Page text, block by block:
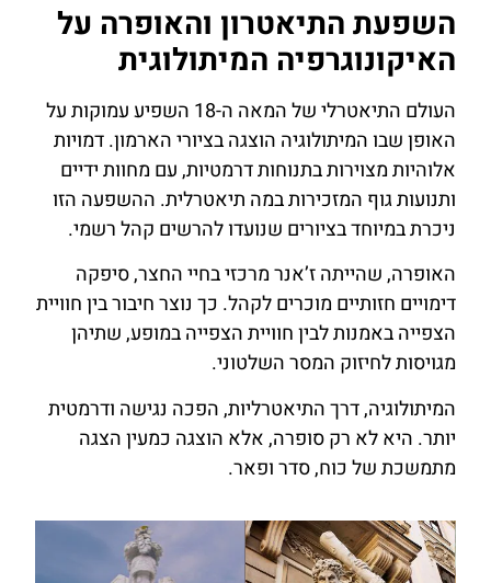
השפעת התיאטרון והאופרה על
האיקונוגרפיה המיתולוגית
העולם התיאטרלי של המאה ה-18 השפיע עמוקות על
האופן שבו המיתולוגיה הוצגה בציורי הארמון. דמויות
אלוהיות מצוירות בתנוחות דרמטיות, עם מחוות ידיים
ותנועות גוף המזכירות במה תיאטרלית. ההשפעה הזו
ניכרת במיוחד בציורים שנועדו להרשים קהל רשמי.
האופרה, שהייתה ז’אנר מרכזי בחיי החצר, סיפקה
דימויים חזותיים מוכרים לקהל. כך נוצר חיבור בין חוויית
הצפייה באמנות לבין חוויית הצפייה במופע, שתיהן
מגויסות לחיזוק המסר השלטוני.
המיתולוגיה, דרך התיאטרליות, הפכה נגישה ודרמטית
יותר. היא לא רק סופרה, אלא הוצגה כמעין הצגה
מתמשכת של כוח, סדר ופאר.